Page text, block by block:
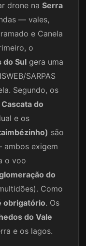
drone na Serra
— vales,
e Canela
o
do Sul gera uma
SARPAS
Segundo, os
Cascata do
e os
são
exigem
o voo
do
Como
obrigatório. Os
do Vale
e os lagos.